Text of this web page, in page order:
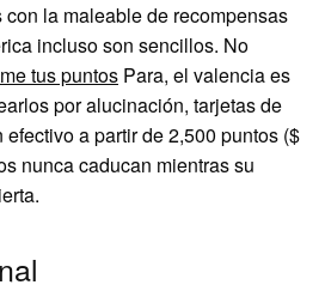
la maleable de recompensas
incluso son sencillos. No
tus puntos Para, el valencia es
por alucinación, tarjetas de
a partir de 2,500 puntos ($
nunca caducan mientras su